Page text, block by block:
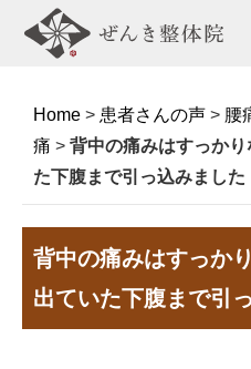
Home > 患者さんの声 > 腰
痛 > 背中の痛みはすっか
た下腹まで引っ込みました
背中の痛みはすっか
出ていた下腹まで引